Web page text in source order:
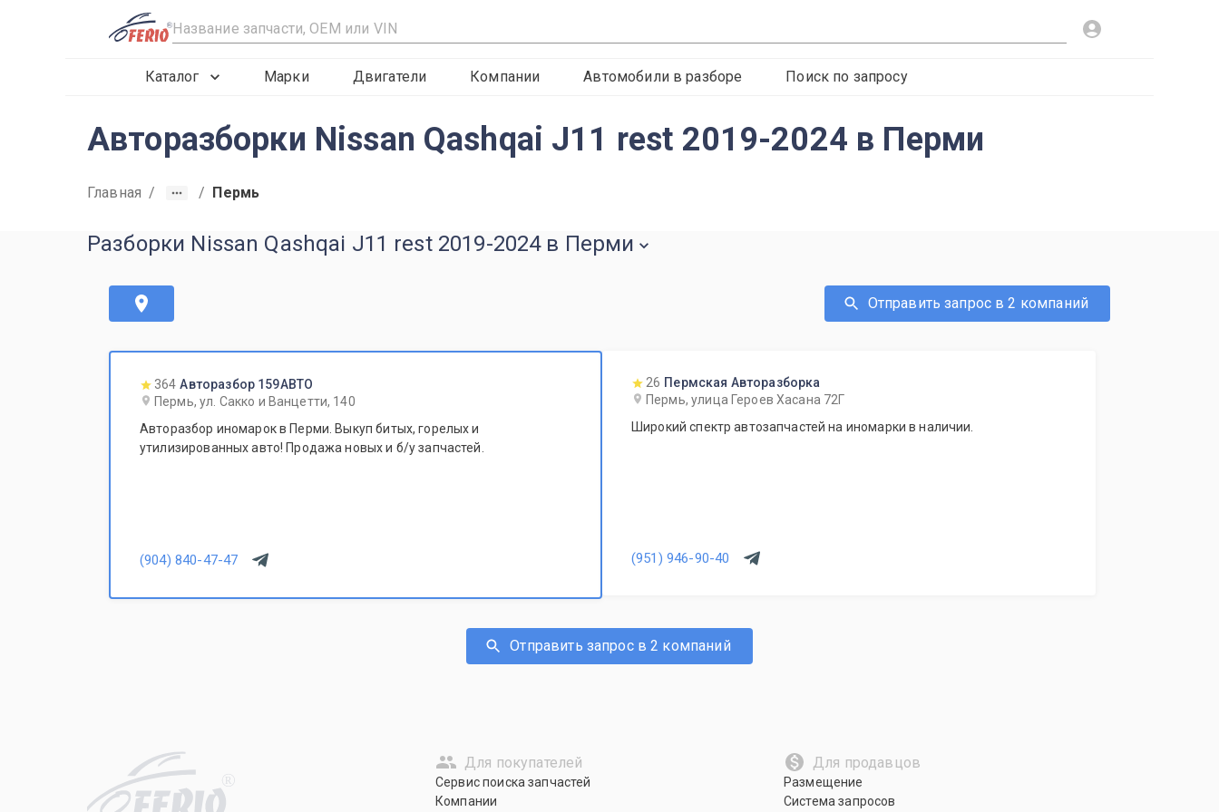
R
Каталог Марки Двигатели Компании Автомобили в разборе Поиск по запросу
Авторазборки Nissan Qashqai J11 rest 2019-2024 в Перми
Главная / / Пермь
Разборки Nissan Qashqai J11 rest 2019-2024 в Перми
Отправить запрос в 2 компаний
364 Авторазбор 159АВТО
Пермь, ул. Сакко и Ванцетти, 140
Авторазбор иномарок в Перми. Выкуп битых, горелых и
утилизированных авто! Продажа новых и б/у запчастей.
(904) 840-47-47
26 Пермская Авторазборка
Пермь, улица Героев Хасана 72Г
Широкий спектр автозапчастей на иномарки в наличии.
(951) 946-90-40
Отправить запрос в 2 компаний
R
Для покупателей
Сервис поиска запчастей
Компании
Для продавцов
Размещение
Система запросов